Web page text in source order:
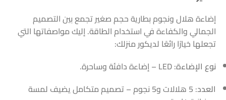
إضاءة هلال ونجوم بطارية حجم صغير تجمع بين التصميم
الجمالي والكفاءة في استخدام الطاقة. إليك مواصفاتها التي
تجعلها خيارًا رائعًا لديكور منزلك:
نوع الإضاءة: LED – إضاءة دافئة وساحرة.
العدد
: 5 هلالات و5 نجوم – تصميم متكامل يضيف لمسة